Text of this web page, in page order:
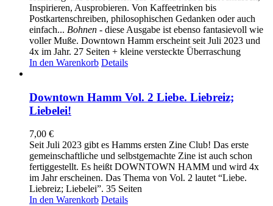
Inspirieren, Ausprobieren. Von Kaffeetrinken bis
Postkartenschreiben, philosophischen Gedanken oder auch
einfach... Bohnen - diese Ausgabe ist ebenso fantasievoll wie
voller Muße. Downtown Hamm erscheint seit Juli 2023 und
4x im Jahr. 27 Seiten + kleine versteckte Überraschung
In den Warenkorb Details
Downtown Hamm Vol. 2 Liebe. Liebreiz;
Liebelei!
7,00 €
Seit Juli 2023 gibt es Hamms ersten Zine Club! Das erste
gemeinschaftliche und selbstgemachte Zine ist auch schon
fertiggestellt. Es heißt DOWNTOWN HAMM und wird 4x
im Jahr erscheinen. Das Thema von Vol. 2 lautet “Liebe.
Liebreiz; Liebelei”. 35 Seiten
In den Warenkorb Details